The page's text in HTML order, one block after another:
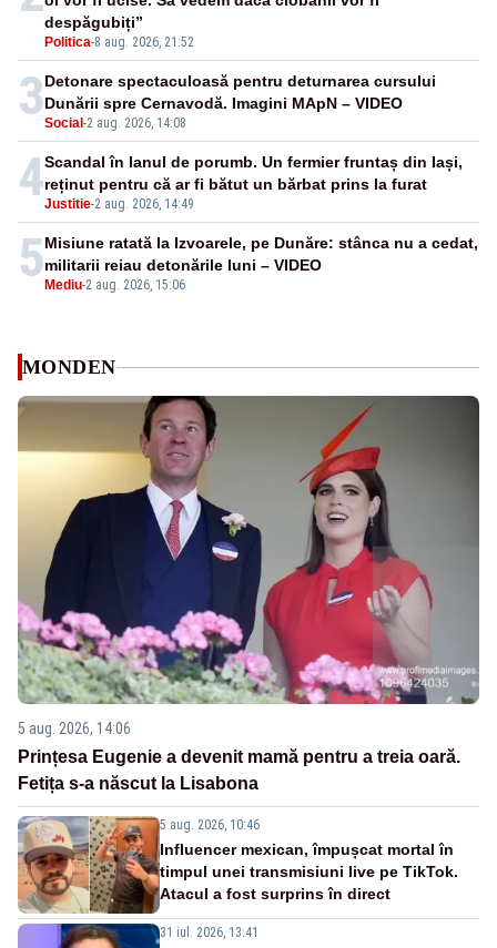
Politica-8 aug. 2026, 21:52
despăgubiți”
3Social -2 aug. 2026, 14:08
Detonare spectaculoasă pentru deturnarea cursului
Dunării spre Cernavodă. Imagini MApN – VIDEO
4Justitie-2 aug. 2026, 14:49
Scandal în lanul de porumb. Un fermier fruntaș din Iași,
reținut pentru că ar fi bătut un bărbat prins la furat
5 Mediu-2 aug. 2026, 15:06
Misiune ratată la Izvoarele, pe Dunăre: stânca nu a cedat,
militarii reiau detonările luni – VIDEO
MONDEN
5 aug. 2026, 14:06
Prințesa Eugenie a devenit mamă pentru a treia oară.
Fetița s-a născut la Lisabona
5 aug. 2026, 10:46
Influencer mexican, împușcat mortal în
timpul unei transmisiuni live pe TikTok.
Atacul a fost surprins în direct
31 iul. 2026, 13:41